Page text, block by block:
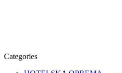
Categories